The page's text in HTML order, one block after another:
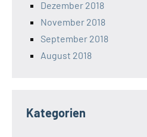
Dezember 2018
November 2018
September 2018
August 2018
Kategorien